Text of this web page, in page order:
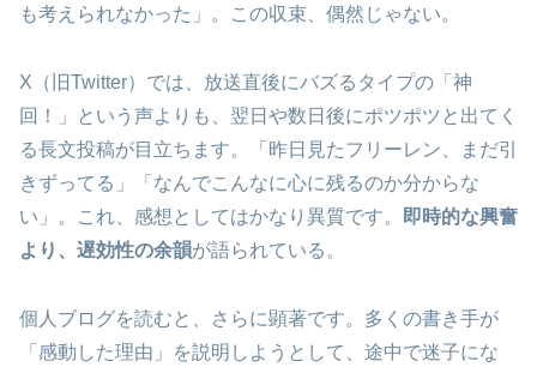
も考えられなかった」。この収束、偶然じゃない。
X（旧Twitter）では、放送直後にバズるタイプの「神
回！」という声よりも、翌日や数日後にポツポツと出てく
る長文投稿が目立ちます。「昨日見たフリーレン、まだ引
きずってる」「なんでこんなに心に残るのか分からな
い」。これ、感想としてはかなり異質です。
即時的な興奮
より、遅効性の余韻が語られている。
個人ブログを読むと、さらに顕著です。多くの書き手が
「感動した理由」を説明しようとして、途中で迷子にな